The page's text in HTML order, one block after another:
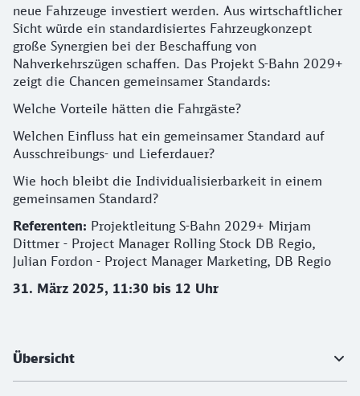
neue Fahrzeuge investiert werden. Aus wirtschaftlicher
Sicht würde ein standardisiertes Fahrzeugkonzept
große Synergien bei der Beschaffung von
Nahverkehrszügen schaffen. Das Projekt S-Bahn 2029+
zeigt die Chancen gemeinsamer Standards:
Welche Vorteile hätten die Fahrgäste?
Welchen Einfluss hat ein gemeinsamer Standard auf
Ausschreibungs- und Lieferdauer?
Wie hoch bleibt die Individualisierbarkeit in einem
gemeinsamen Standard?
Referenten: Projektleitung S-Bahn 2029+ Mirjam
Dittmer - Project Manager Rolling Stock DB Regio,
Julian Fordon - Project Manager Marketing, DB Regio
31. März 2025, 11:30 bis 12 Uhr
Weiterführende Informationen
Übersicht